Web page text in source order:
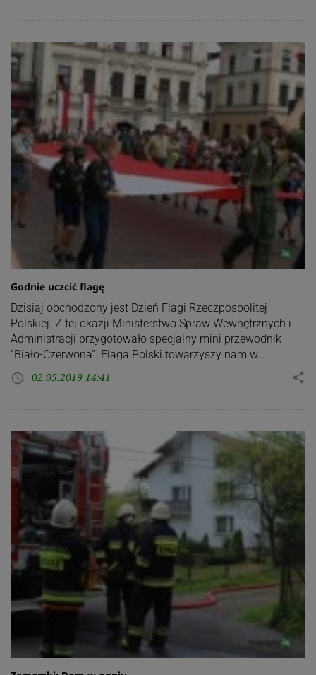
Godnie uczcić flagę
Dzisiaj obchodzony jest Dzień Flagi Rzeczpospolitej
Polskiej. Z tej okazji Ministerstwo Spraw Wewnętrznych i
Administracji przygotowało specjalny mini przewodnik
“Biało-Czerwona”. Flaga Polski towarzyszy nam w…
access_time 02.05.2019 14:41 share